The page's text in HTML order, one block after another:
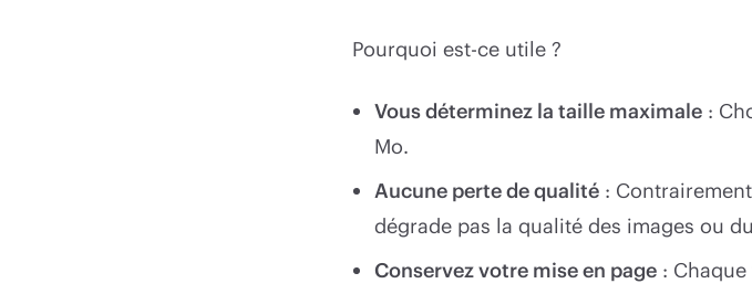
Pourquoi est-ce utile ?
Vous déterminez la taille maximale :
Mo.
Aucune perte de qualité :
dégrade pas la qualité des images ou
Conservez votre mise en page :